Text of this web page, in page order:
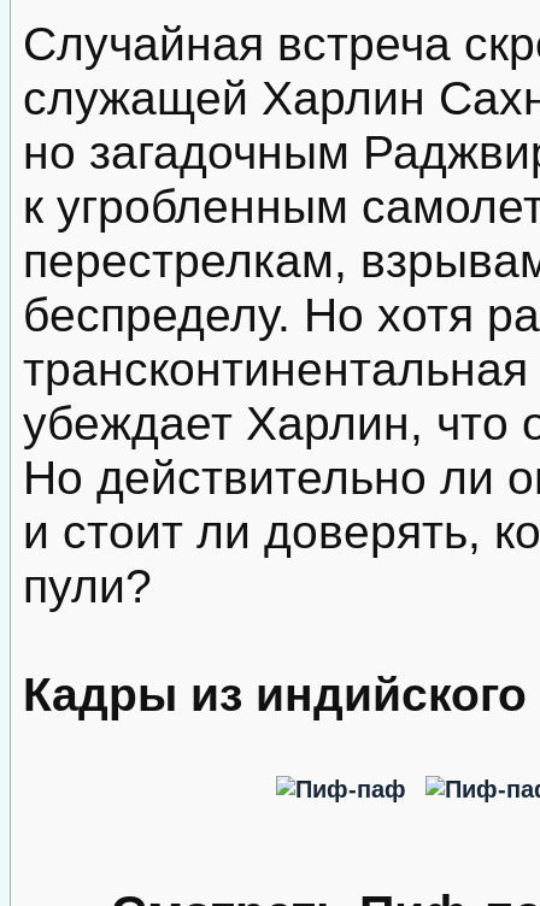
Случайная встреча
служащей Харлин
но загадочным
к угробленным
перестрелкам,
беспределу. Но хотя
убеждает Харлин, что
Но действительно ли
и стоит ли доверять,
пули?
Кадры из